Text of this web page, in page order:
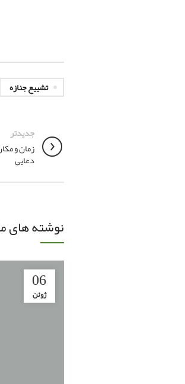
تشییع جنازه
جدیدتر
زمان و
دعایی
نوشته های
06
ژوئن